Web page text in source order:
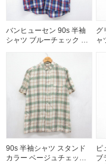
バンヒューセン 90s 半袖
シャツ ブルーチェック メ
グ
ャ
90s 半袖シャツ スタンド
カラー ベージュチェック
ピ
ブ